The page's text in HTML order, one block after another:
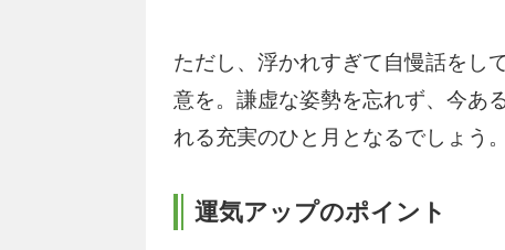
ただし、浮かれすぎて自慢話をし
意を。謙虚な姿勢を忘れず、今あ
れる充実のひと月となるでしょう。
運気アップのポイント